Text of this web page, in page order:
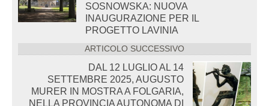
SOSNOWSKA: NUOVA
INAUGURAZIONE PER IL
PROGETTO LAVINIA
ARTICOLO SUCCESSIVO
DAL 12 LUGLIO AL 14
SETTEMBRE 2025, AUGUSTO
MURER IN MOSTRA A FOLGARIA,
NELLA PROVINCIA AUTONOMA DI